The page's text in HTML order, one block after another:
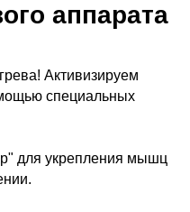
аппарата
Активизируем
специальных
для укрепления мышц